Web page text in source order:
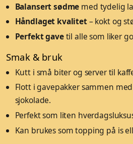
Balansert sødme med tydelig
Håndlaget kvalitet– kokt og
Perfekt gavetil alle som liker
Smak & bruk
Kutt i små biter og server til
Flott i gavepakker sammen
sjokolade.
Perfekt som liten
Kan brukes som topping på is